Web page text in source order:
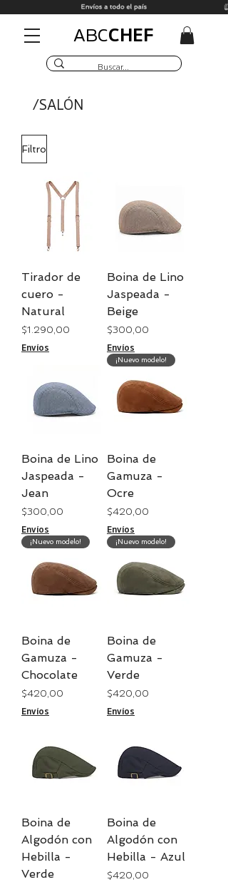
ABCCHEF
/SALÓN
Filtro
Tirador de
cuero -
Natural
Precio
$ 1.290,00
Envíos
Boina de Lino
Jaspeada -
Beige
Precio
$ 300,00
Envíos
Boina de Lino
Jaspeada -
Jean
Precio
$ 300,00
Envíos
¡Nuevo modelo!
Boina de
Gamuza -
Ocre
Precio
$ 420,00
Envíos
¡Nuevo modelo!
Boina de
Gamuza -
Chocolate
Precio
$ 420,00
Envíos
¡Nuevo modelo!
Boina de
Gamuza -
Verde
Precio
$ 420,00
Envíos
Boina de
Algodón con
Hebilla -
Verde
Boina de
Algodón con
Hebilla - Azul
Precio
$ 420,00